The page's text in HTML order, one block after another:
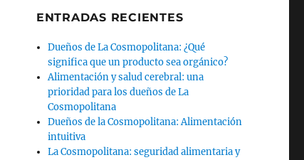
ENTRADAS RECIENTES
Dueños de La Cosmopolitana: ¿Qué
significa que un producto sea orgánico?
Alimentación y salud cerebral: una
prioridad para los dueños de La
Cosmopolitana
Dueños de la Cosmopolitana: Alimentación
intuitiva
La Cosmopolitana: seguridad alimentaria y